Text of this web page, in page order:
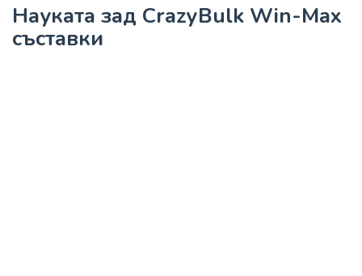
Науката зад CrazyBulk Win-Max
съставки